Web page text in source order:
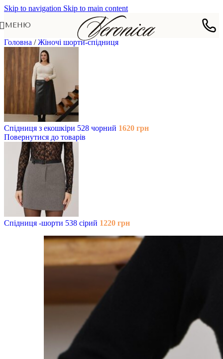
Skip to navigation Skip to main content
МЕНЮ
Головна / Жіночі шорти-спідниця
Спідниця з екошкіри 528 чорний 1620 грн
Повернутися до товарів
Спідниця -шорти 538 сірий 1220 грн